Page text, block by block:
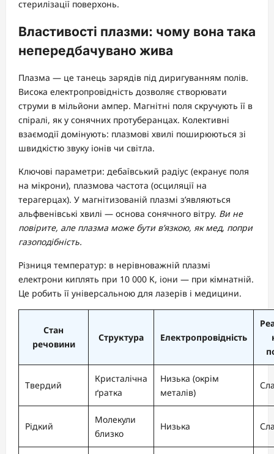
стерилізації поверхонь.
Властивості плазми: чому вона така
непередбачувано жива
Плазма — це танець зарядів під диригуванням полів.
Висока електропровідність дозволяє створювати
струми в мільйони ампер. Магнітні поля скручують її в
спіралі, як у сонячних протуберанцах. Колективні
взаємодії домінують: плазмові хвилі поширюються зі
швидкістю звуку іонів чи світла.
Ключові параметри: дебаївський радіус (екранує поля
на мікрони), плазмова частота (осциляції на
терагерцах). У магнітизованій плазмі з’являються
альфвенівські хвилі — основа сонячного вітру. Ви не
повірите, але плазма може бути в’язкою, як мед, попри
газоподібність.
Різниця температур: в нерівноважній плазмі
електрони киплять при 10 000 K, іони — при кімнатній.
Це робить її універсальною для лазерів і медицини.
Стан
речовини
Структура Електропровідність
Твердий
Кристалічна
ґратка
Низька (окрім
металів)
Рідкий
Молекули
близко
Низька